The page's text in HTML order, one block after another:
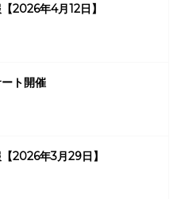
2026年4月12日】
ト開催
2026年3月29日】